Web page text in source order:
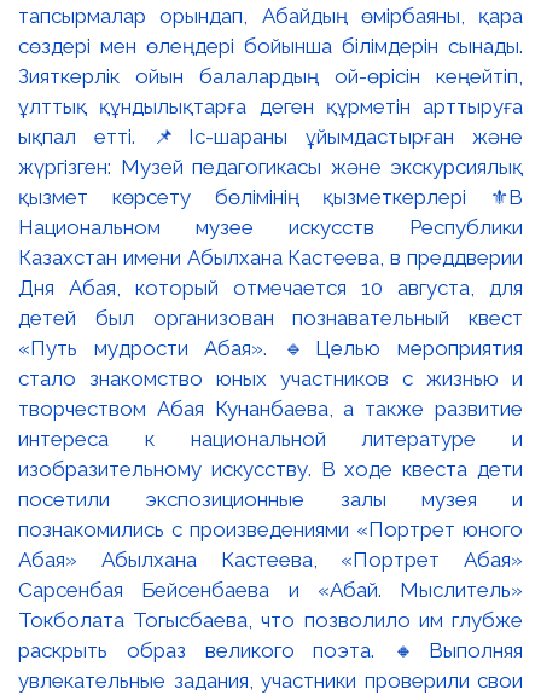
тапсырмалар орындап, Абайдың өмірбаяны, қара
сөздері мен өлеңдері бойынша білімдерін сынады.
Зияткерлік ойын балалардың ой-өрісін кеңейтіп,
ұлттық құндылықтарға деген құрметін арттыруға
ықпал етті. 📌Іс-шараны ұйымдастырған және
жүргізген: Музей педагогикасы және экскурсиялық
қызмет көрсету бөлімінің қызметкерлері ⚜️В
Национальном музее искусств Республики
Казахстан имени Абылхана Кастеева, в преддверии
Дня Абая, который отмечается 10 августа, для
детей был организован познавательный квест
«Путь мудрости Абая». 🔹Целью мероприятия
стало знакомство юных участников с жизнью и
творчеством Абая Кунанбаева, а также развитие
интереса к национальной литературе и
изобразительному искусству. В ходе квеста дети
посетили экспозиционные залы музея и
познакомились с произведениями «Портрет юного
Абая» Абылхана Кастеева, «Портрет Абая»
Сарсенбая Бейсенбаева и «Абай. Мыслитель»
Токболата Тогысбаева, что позволило им глубже
раскрыть образ великого поэта. 🔸Выполняя
увлекательные задания, участники проверили свои